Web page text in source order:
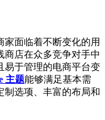
面临着不断变化的用
商店在众多竞争对手中
易于管理的电商平台变
主题能够满足基本需
制选项、丰富的布局和